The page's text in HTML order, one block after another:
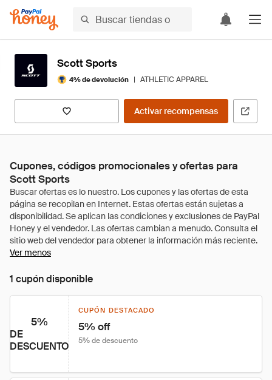
Scott Sports
4% de devolución | ATHLETIC APPAREL
Activar recompensas
Cupones, códigos promocionales y ofertas para
Scott Sports
Ver menos
1 cupón disponible
5%
DE
DESCUENTO
CUPÓN DESTACADO
5% off
5% de descuento